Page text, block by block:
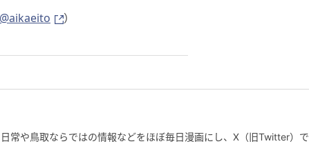
@aikaeito ）
常や鳥取ならではの情報などをほぼ毎日漫画にし、X（旧Twitter）で